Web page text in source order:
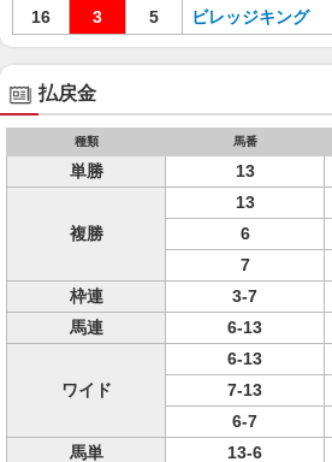
16
3 5 ビレッジキング
払戻金
種類 馬番
単勝 13
複勝
13
6
7
枠連
3-7
馬連
6-13
ワイド
6-13
7-13
6-7
馬単
13-6